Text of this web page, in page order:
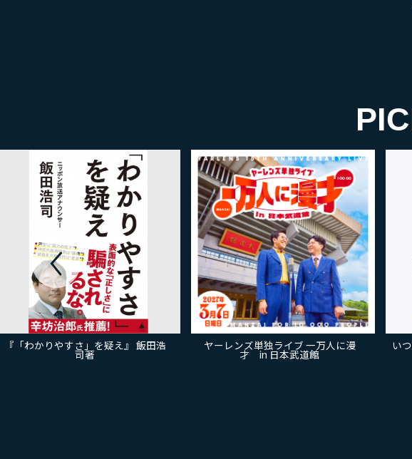
『「わかりやすさ」を疑え』 飯田浩
司著
ヤーレンズ単独ライブ 一万人に漫
才 in 日本武道館
い